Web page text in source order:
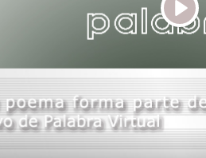
Play